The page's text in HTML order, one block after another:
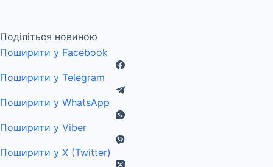
Поділіться новиною
Поширити у Facebook
Поширити у Telegram
Поширити у WhatsApp
Поширити у Viber
Поширити у X (Twitter)